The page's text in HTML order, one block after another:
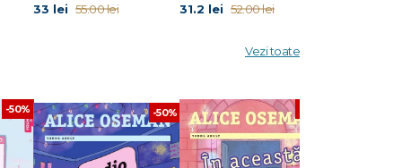
33 lei 55.00 lei 31.2 lei 52.00 lei
Vezi toate
-50% -50%